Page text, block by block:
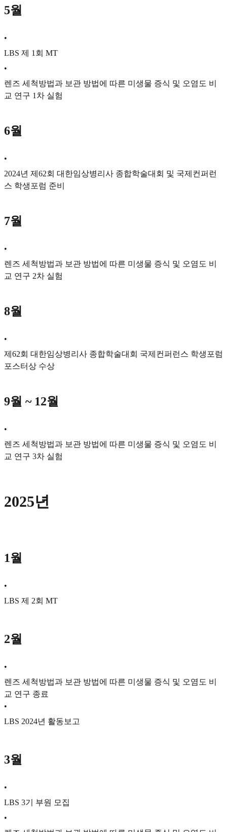
5월
•
LBS 제 1회 MT
•
렌즈 세척방법과 보관 방법에 따른 미생물 증식 및 오염도 비
교 연구 1차 실험
6월
•
2024년 제62회 대한임상병리사 종합학술대회 및 국제컨퍼런
스 학생포럼 준비
7월
•
렌즈 세척방법과 보관 방법에 따른 미생물 증식 및 오염도 비
교 연구 2차 실험
8월
•
제62회 대한임상병리사 종합학술대회 국제컨퍼런스 학생포럼
포스터상 수상
9월 ~ 12월
•
렌즈 세척방법과 보관 방법에 따른 미생물 증식 및 오염도 비
교 연구 3차 실험
2025년
1월
•
LBS 제 2회 MT
2월
•
렌즈 세척방법과 보관 방법에 따른 미생물 증식 및 오염도 비
교 연구 종료
•
LBS 2024년 활동보고
3월
•
LBS 3기 부원 모집
•